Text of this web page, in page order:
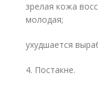
зрелая кожа
молодая;
ухудшается
4. Постакне.